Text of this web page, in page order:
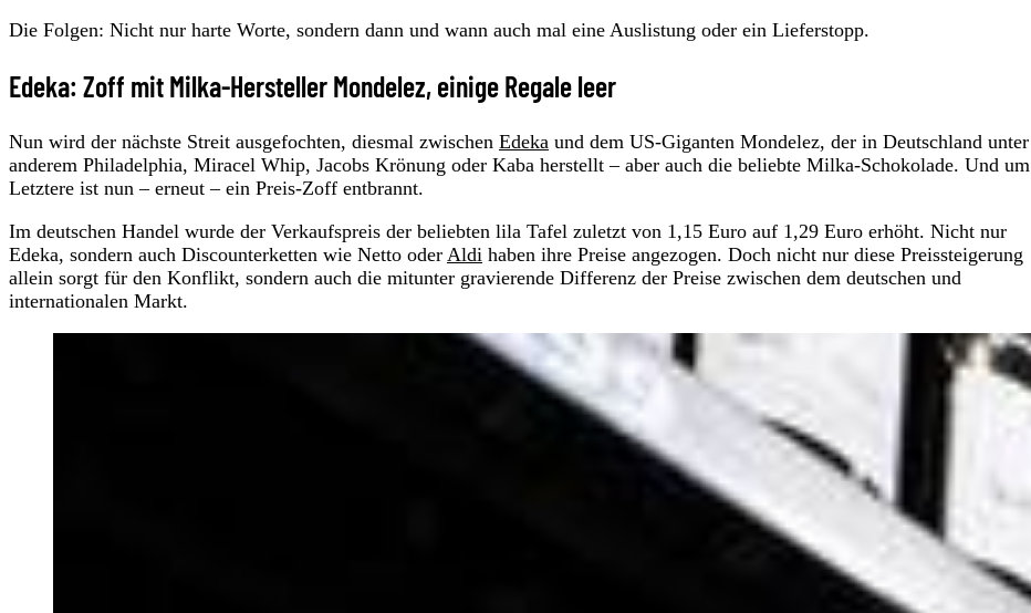
Die Folgen: Nicht nur harte Worte, sondern dann und wann auch mal eine Auslistung oder ein Lieferstopp.
Edeka: Zoff mit Milka-Hersteller Mondelez, einige Regale leer
Nun wird der nächste Streit ausgefochten, diesmal zwischen Edeka und dem US-Giganten Mondelez, der in Deutschland unter
anderem Philadelphia, Miracel Whip, Jacobs Krönung oder Kaba herstellt – aber auch die beliebte Milka-Schokolade. Und um
Letztere ist nun – erneut – ein Preis-Zoff entbrannt.
Im deutschen Handel wurde der Verkaufspreis der beliebten lila Tafel zuletzt von 1,15 Euro auf 1,29 Euro erhöht. Nicht nur
Edeka, sondern auch Discounterketten wie Netto oder Aldi haben ihre Preise angezogen. Doch nicht nur diese Preissteigerung
allein sorgt für den Konflikt, sondern auch die mitunter gravierende Differenz der Preise zwischen dem deutschen und
internationalen Markt.